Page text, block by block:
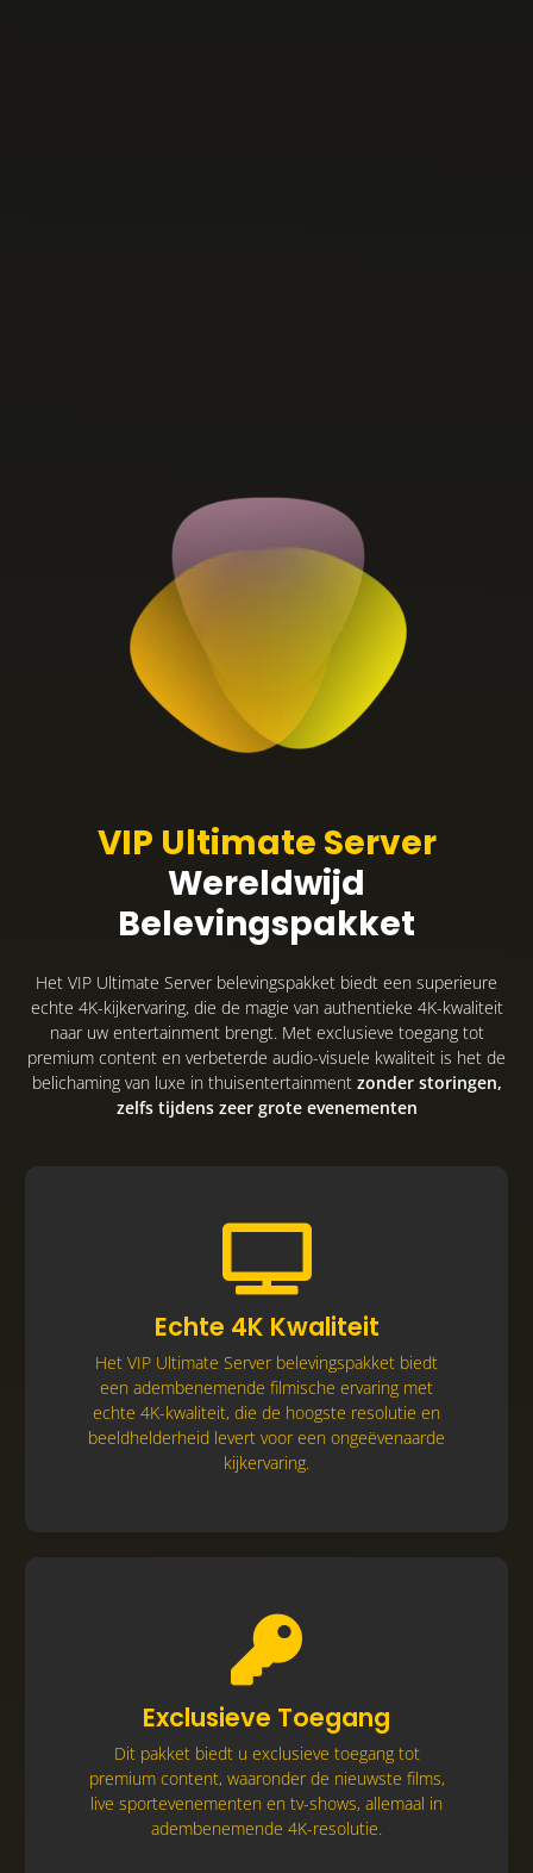
VIP Ultimate Server
Wereldwijd
Belevingspakket
Het VIP Ultimate Server belevingspakket biedt een superieure
echte 4K-kijkervaring, die de magie van authentieke 4K-kwaliteit
naar uw entertainment brengt. Met exclusieve toegang tot
premium content en verbeterde audio-visuele kwaliteit is het de
belichaming van luxe in thuisentertainmentzonder storingen,
zelfs tijdens zeer grote evenementen
Echte 4K Kwaliteit
Het VIP Ultimate Server belevingspakket biedt
een adembenemende filmische ervaring met
echte 4K-kwaliteit, die de hoogste resolutie en
beeldhelderheid levert voor een ongeëvenaarde
kijkervaring.
een adembenemende filmische ervaring met
echte 4K-kwaliteit, die de hoogste resolutie en
beeldhelderheid levert voor een ongeëvenaarde
kijkervaring.
Exclusieve Toegang
Dit pakket biedt u exclusieve toegang tot
premium content, waaronder de nieuwste films,
live sportevenementen en tv-shows, allemaal in
adembenemende 4K-resolutie.
premium content, waaronder de nieuwste films,
live sportevenementen en tv-shows, allemaal in
adembenemende 4K-resolutie.